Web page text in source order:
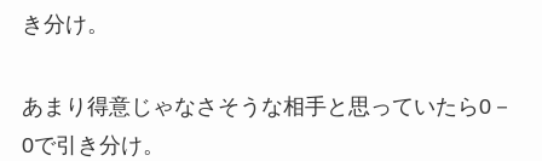
き分け。
あまり得意じゃなさそうな相手と思っていたら0－
0で引き分け。